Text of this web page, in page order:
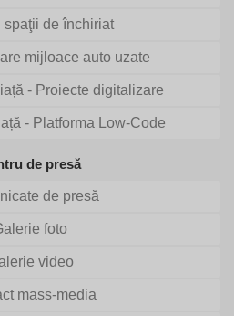
spaţii de închiriat
mijloace auto uzate
- Proiecte digitalizare
- Platforma Low-Code
de presă
de presă
foto
video
mass-media